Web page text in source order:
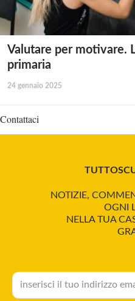
Valutare per motivare.
primaria
24 gennaio 2025
Contattaci
NOTIZIE,
OGNI
NELLA TUA